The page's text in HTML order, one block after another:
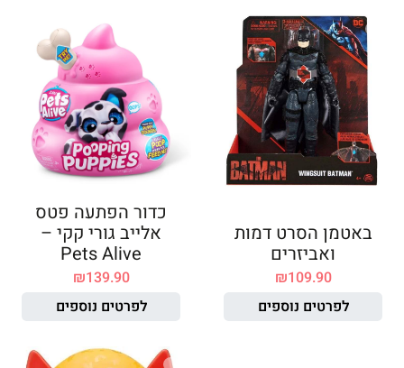
באטמן הסרט דמות
ואביזרים
₪109.90
לפרטים נוספים
כדור הפתעה פטס
אלייב גורי קקי –
Pets Alive
₪139.90
לפרטים נוספים